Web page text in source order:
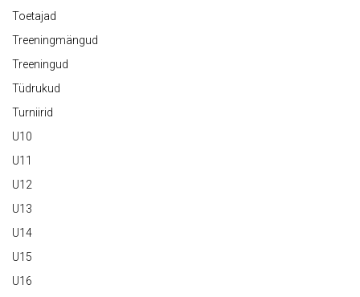
Toetajad
Treeningmängud
Treeningud
Tüdrukud
Turniirid
U10
U11
U12
U13
U14
U15
U16